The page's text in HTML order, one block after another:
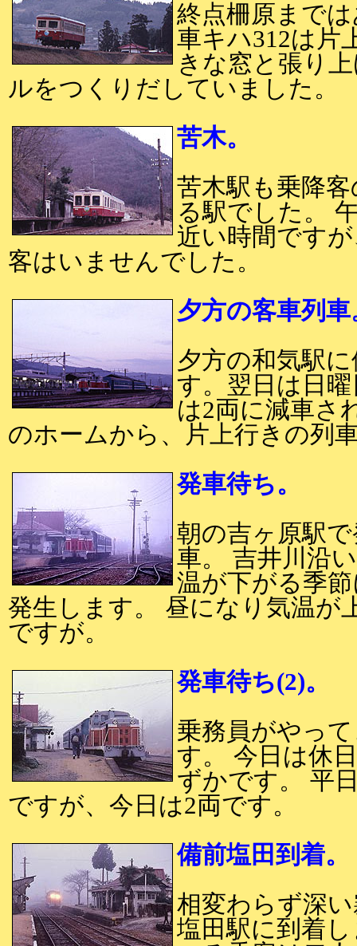
終点柵原まで
車キハ312は片
きな窓と張り
ルをつくりだしていました。
苦木。
苦木駅も乗降
る駅でした。
近い時間です
客はいませんでした。
夕方の客車列車
夕方の和気駅
す。翌日は日
は2両に減車さ
のホームから、片上行きの列
発車待ち。
朝の吉ヶ原駅
車。 吉井川沿
温が下がる季
発生します。 昼になり気温が
ですが。
発車待ち(2)。
乗務員がやっ
す。 今日は休
ずかです。 平
ですが、今日は2両です。
備前塩田到着。
相変わらず深
塩田駅に到着